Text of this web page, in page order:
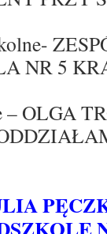
NR 5
– OLGA